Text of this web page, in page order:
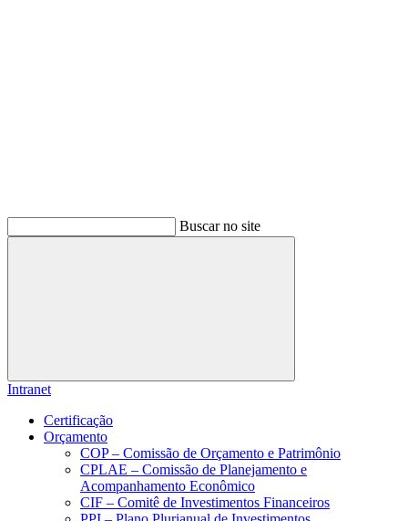
Buscar no site
Buscar
Intranet
Certificação
Orçamento
COP – Comissão de Orçamento e Patrimônio
CPLAE – Comissão de Planejamento e
Acompanhamento Econômico
CIF – Comitê de Investimentos Financeiros